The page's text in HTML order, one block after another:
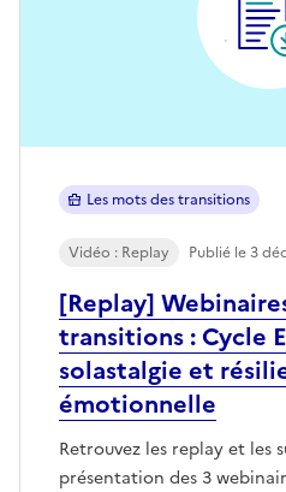
[Replay]
transitions : Cycle
solastalgie et
émotionnelle
Retrouvez les replay et les
présentation des 3
Les mots des transitions
Vidéo : Replay Publié le 3